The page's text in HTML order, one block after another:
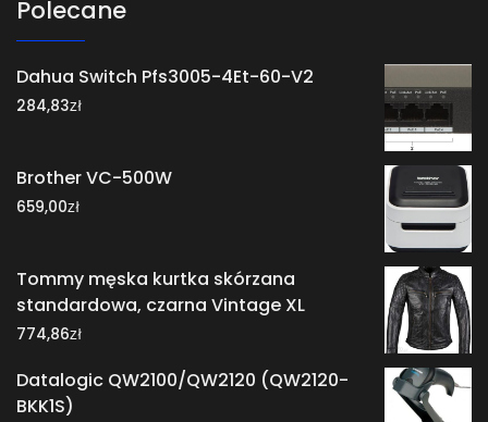
Polecane
Dahua Switch Pfs3005-4Et-60-V2
284,83zł
Brother VC-500W
659,00zł
Tommy męska kurtka skórzana
standardowa, czarna Vintage XL
774,86zł
Datalogic QW2100/QW2120 (QW2120-
BKK1S)